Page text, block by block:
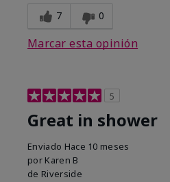
7 0
Marcar esta opinión
5
Great in shower
Enviado Hace 10 meses
por Karen B
de Riverside